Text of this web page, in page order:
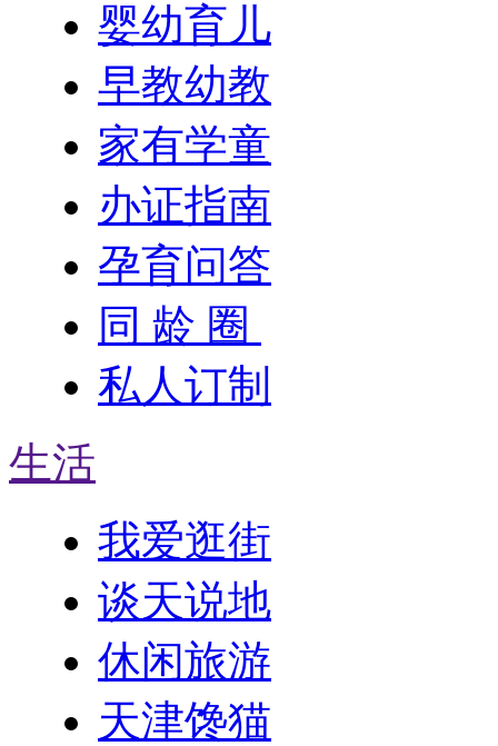
婴幼育儿
早教幼教
家有学童
办证指南
孕育问答
同 龄 圈
私人订制
生活
我爱逛街
谈天说地
休闲旅游
天津馋猫